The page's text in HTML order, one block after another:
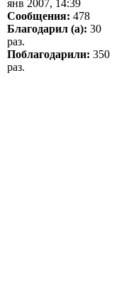
янв 2007, 14:39
Сообщения: 478
Благодарил (а): 30
раз.
Поблагодарили: 350
раз.